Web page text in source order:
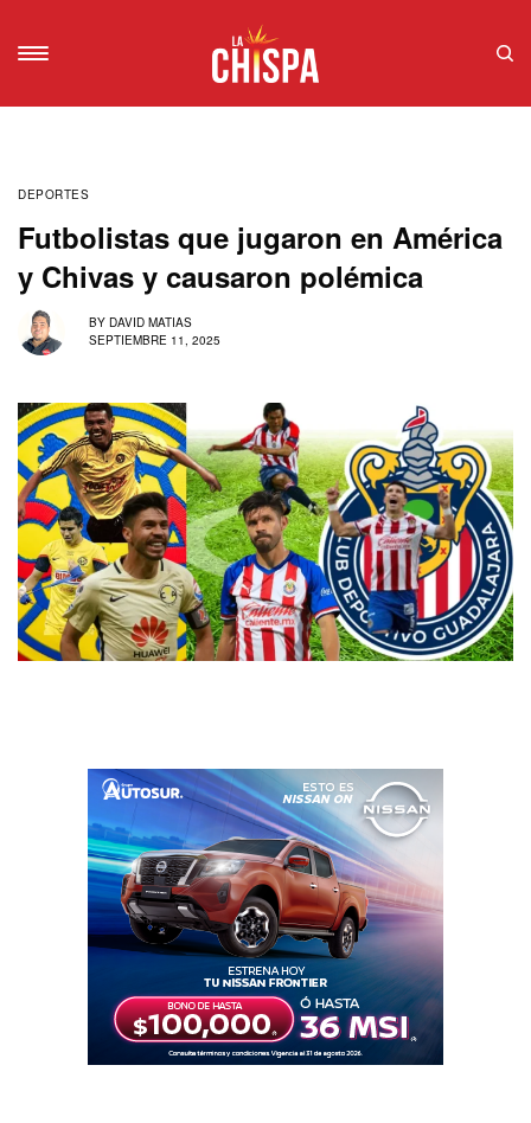
DEPORTES
Futbolistas que jugaron en América
y Chivas y causaron polémica
BY DAVID MATIAS
SEPTIEMBRE 11, 2025